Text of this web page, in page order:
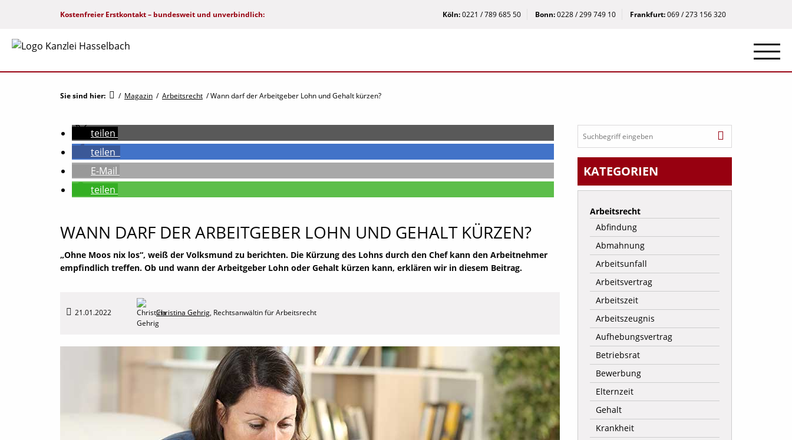
Kostenfreier Erstkontakt – bundesweit und unverbindlich: Köln:0221 / 789 685 50 Bonn:0228 / 299 749 10 Frankfurt:069 / 273 156 320
Sie sind hier: / Magazin / Arbeitsrecht /Wann darf der Arbeitgeber Lohn und Gehalt kürzen?
teilen
teilen
E-Mail
teilen
WANN DARF DER ARBEITGEBER LOHN UND GEHALT KÜRZEN?
„Ohne Moos nix los“, weiß der Volksmund zu berichten. Die Kürzung des Lohns durch den Chef kann den Arbeitnehmer
empfindlich treffen. Ob und wann der Arbeitgeber Lohn oder Gehalt kürzen kann, erklären wir in diesem Beitrag.
21.01.2022 Christina Gehrig, Rechtsanwältin für Arbeitsrecht
KATEGORIEN
Arbeitsrecht
Abfindung
Abmahnung
Arbeitsunfall
Arbeitsvertrag
Arbeitszeit
Arbeitszeugnis
Aufhebungsvertrag
Betriebsrat
Bewerbung
Elternzeit
Gehalt
Krankheit